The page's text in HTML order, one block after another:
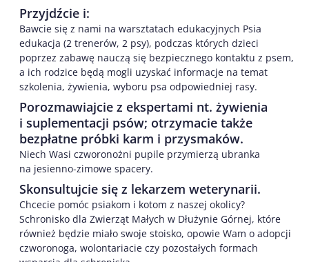
Przyjdźcie i:
Bawcie się z nami na warsztatach edukacyjnych Psia
edukacja (2 trenerów, 2 psy), podczas których dzieci
poprzez zabawę nauczą się bezpiecznego kontaktu z psem,
a ich rodzice będą mogli uzyskać informacje na temat
szkolenia, żywienia, wyboru psa odpowiedniej rasy.
Porozmawiajcie z ekspertami nt. żywienia
i suplementacji psów; otrzymacie także
bezpłatne próbki karm i przysmaków.
Niech Wasi czworonożni pupile przymierzą ubranka
na jesienno-zimowe spacery.
Skonsultujcie się z lekarzem weterynarii.
Chcecie pomóc psiakom i kotom z naszej okolicy?
Schronisko dla Zwierząt Małych w Dłużynie Górnej, które
również będzie miało swoje stoisko, opowie Wam o adopcji
czworonoga, wolontariacie czy pozostałych formach